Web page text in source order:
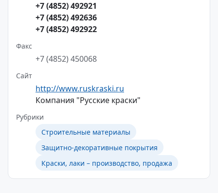
+7 (4852) 492921
+7 (4852) 492636
+7 (4852) 492922
Факс
+7 (4852) 450068
Сайт
http://www.ruskraski.ru
Компания "Русские краски"
Рубрики
Строительные материалы
Защитно-декоративные покрытия
Краски, лаки – производство, продажа